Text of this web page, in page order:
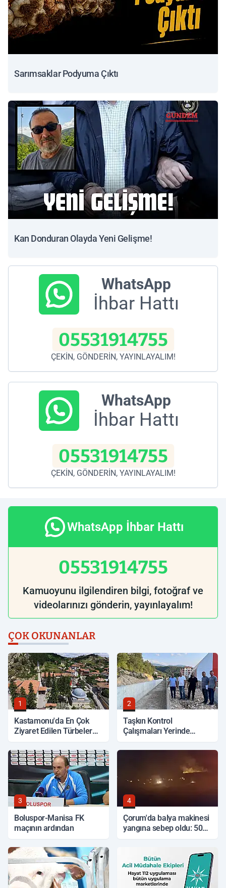
Sarımsaklar Podyuma Çıktı
Kan Donduran Olayda Yeni Gelişme!
WhatsApp
İhbar Hattı
05531914755
ÇEKİN, GÖNDERİN, YAYINLAYALIM!
WhatsApp
İhbar Hattı
05531914755
ÇEKİN, GÖNDERİN, YAYINLAYALIM!
WhatsApp İhbar Hattı
05531914755
Kamuoyunu ilgilendiren bilgi, fotoğraf ve
videolarınızı gönderin, yayınlayalım!
ÇOK OKUNANLAR
1
Kastamonu'da En Çok
Ziyaret Edilen Türbeler
2
Taşkın Kontrol
Çalışmaları Yerinde
3
Boluspor-Manisa FK
maçının ardından
4
Çorum'da balya makinesi
yangına sebep oldu: 500